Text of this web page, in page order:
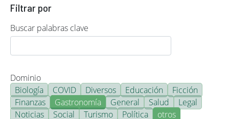
Filtrar por
Buscar palabras clave
Dominio
Biología
COVID Diversos Educación
Ficción
Finanzas
Gastronomía General Salud
Legal
Noticias
Social Turismo Política otros